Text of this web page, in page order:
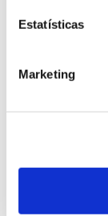
Estatísticas
Marketing